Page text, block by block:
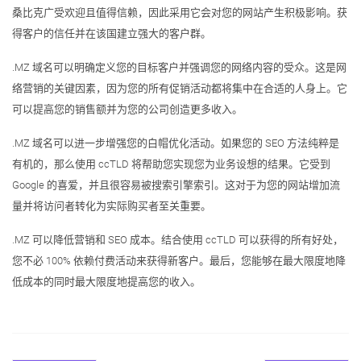
桑比克广受欢迎且值得信赖，因此采用它会对您的网站产生积极影响。获
得客户的信任并在该国建立强大的客户群。
.MZ 域名可以明确定义您的目标客户并强调您的网络内容的受众。这是网
络营销的关键因素，因为您的所有促销活动都将集中在合适的人身上。它
可以提高您的销售额并为您的公司创造更多收入。
.MZ 域名可以进一步增强您的白帽优化活动。如果您的 SEO 方法纯粹是
有机的，那么使用 ccTLD 将帮助您实现您为业务设想的结果。它受到
Google 的喜爱，并且很容易被搜索引擎索引。这对于为您的网站增加流
量并将访问者转化为实际购买者至关重要。
.MZ 可以降低营销和 SEO 成本。结合使用 ccTLD 可以获得的所有好处，
您不必 100% 依赖付费活动来获得新客户。最后，您能够在最大限度地降
低成本的同时最大限度地提高您的收入。